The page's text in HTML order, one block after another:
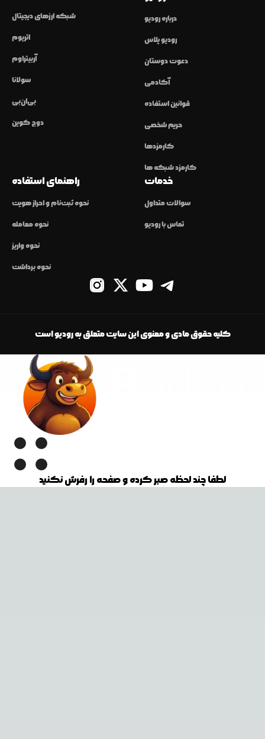
شبکه ارزهای دیجیتال
اتریوم
آربیتراوم
سولانا
بی‌ان‌بی
دوج کوین
درباره رودیو
رودیو پلاس
دعوت دوستان
آکادمی
قوانین استفاده
حریم شخصی
کارمزدها
کارمزد شبکه ها
راهنمای استفاده
نحوه ثبت‌نام و احراز هویت
نحوه معامله
نحوه واریز
نحوه برداشت
خدمات
سوالات متداول
تماس با رودیو
کلیه حقوق مادی و معنوی این سایت متعلق به رودیو است
لطفا چند لحظه صبر کرده و صفحه را رفرش نکنید